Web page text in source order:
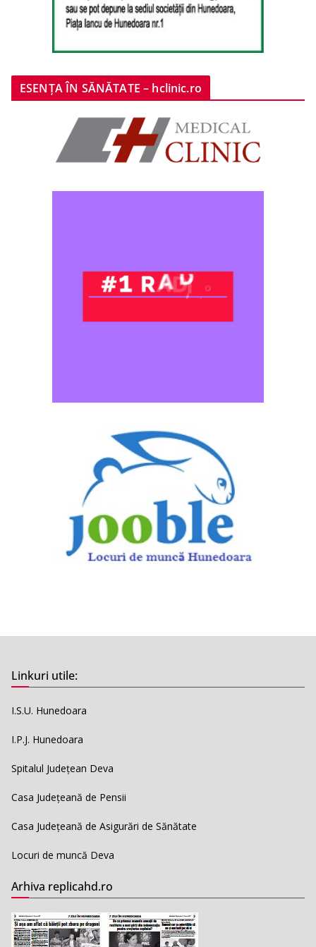
ESENȚA ÎN SĂNĂTATE – hclinic.ro
Linkuri utile:
I.S.U. Hunedoara
I.P.J. Hunedoara
Spitalul Județean Deva
Casa Județeană de Pensii
Casa Județeană de Asigurări de Sănătate
Locuri de muncă Deva
Arhiva replicahd.ro